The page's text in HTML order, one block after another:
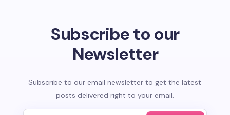
Subscribe to our
Newsletter
Subscribe to our email newsletter to get the latest
posts delivered right to your email.